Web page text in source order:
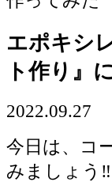
エポキシ
ト作り』
2022.09.27
今日は、コ
みましょう